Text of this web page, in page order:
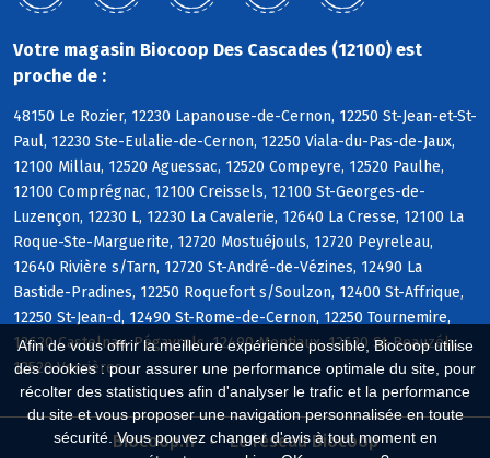
Afin de vous offrir la meilleure expérience possible, Biocoop utilise
des cookies : pour assurer une performance optimale du site, pour
récolter des statistiques afin d'analyser le trafic et la performance
du site et vous proposer une navigation personnalisée en toute
sécurité. Vous pouvez changer d'avis à tout moment en
Votre magasin Biocoop Des Cascades (12100) est
proche de :
48150 Le Rozier, 12230 Lapanouse-de-Cernon, 12250 St-Jean-et-St-
Paul, 12230 Ste-Eulalie-de-Cernon, 12250 Viala-du-Pas-de-Jaux,
12100 Millau, 12520 Aguessac, 12520 Compeyre, 12520 Paulhe,
12100 Comprégnac, 12100 Creissels, 12100 St-Georges-de-
Luzençon, 12230 L, 12230 La Cavalerie, 12640 La Cresse, 12100 La
Roque-Ste-Marguerite, 12720 Mostuéjouls, 12720 Peyreleau,
12640 Rivière s/Tarn, 12720 St-André-de-Vézines, 12490 La
Bastide-Pradines, 12250 Roquefort s/Soulzon, 12400 St-Affrique,
12250 St-Jean-d, 12490 St-Rome-de-Cernon, 12250 Tournemire,
12620 Castelnau-Pégayrols, 12490 Montjaux, 12620 St-Beauzély,
12520 Verrières
Biocoop.fr Le réseau Biocoop